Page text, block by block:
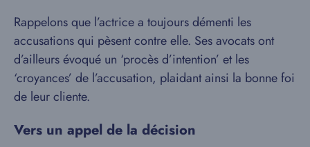
Rappelons que l’actrice a toujours démenti les
accusations qui pèsent contre elle. Ses avocats ont
d’ailleurs évoqué un ‘procès d’intention’ et les
‘croyances’ de l’accusation, plaidant ainsi la bonne foi
de leur cliente.
Vers un appel de la décision